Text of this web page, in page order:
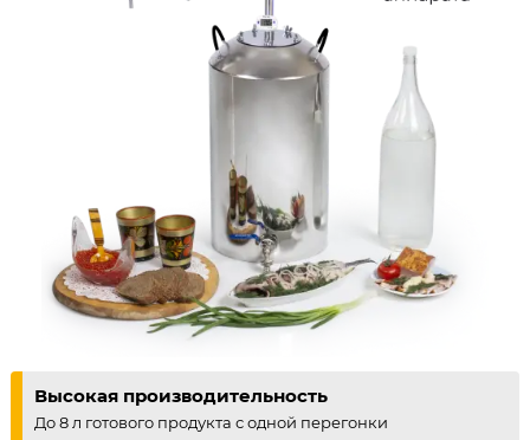
Высокая производительность
До 8 л готового продукта с одной перегонки